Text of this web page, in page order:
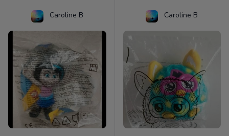
Caroline B Caroline B